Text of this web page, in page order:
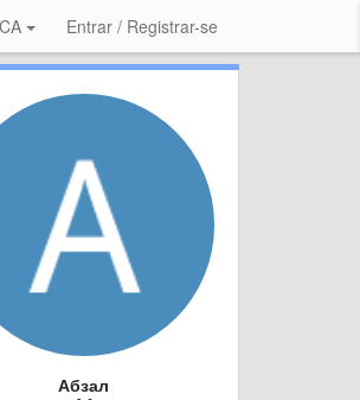
CA Entrar / Registrar-se
Абзал